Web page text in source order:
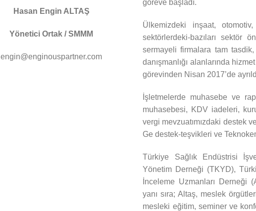
Hasan Engin ALTAŞ
Yönetici Ortak / SMMM
engin@enginouspartner.com
göreve başladı.
Ülkemizdeki inşaat,
sektörlerdeki-bazıları sektör
sermayeli firmalara tam
danışmanlığı alanlarında
görevinden Nisan 2017’de
İşletmelerde muhasebe ve
muhasebesi, KDV iadeleri,
vergi mevzuatımızdaki destek
Ge destek-teşvikleri ve
Türkiye Sağlık Endüstrisi
Yönetim Derneği (TKYD),
İnceleme Uzmanları Derneği
yanı sıra; Altaş, meslek
mesleki eğitim, seminer ve